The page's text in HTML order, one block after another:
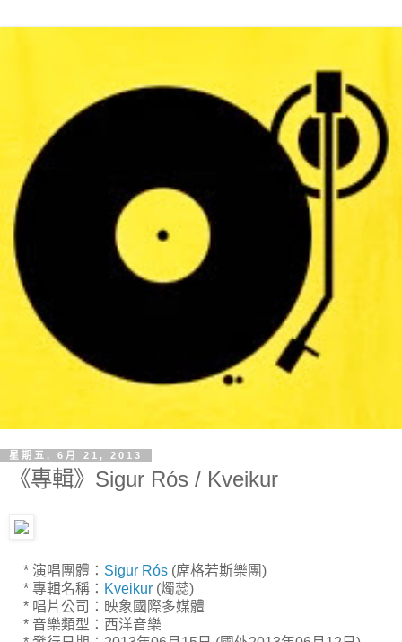
星期五, 6月 21, 2013
《專輯》Sigur Rós / Kveikur
* 演唱團體： Sigur Rós (席格若斯樂團)
* 專輯名稱： Kveikur (燭蕊)
* 唱片公司：映象國際多媒體
* 音樂類型：西洋音樂